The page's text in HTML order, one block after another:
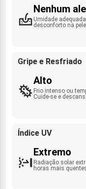
Nenhum
Umidade
desconforto na
Gripe e Resfriado
Alto
Frio intenso ou
Cuide-se e
Índice UV
Extremo
Radiação solar
horas mais